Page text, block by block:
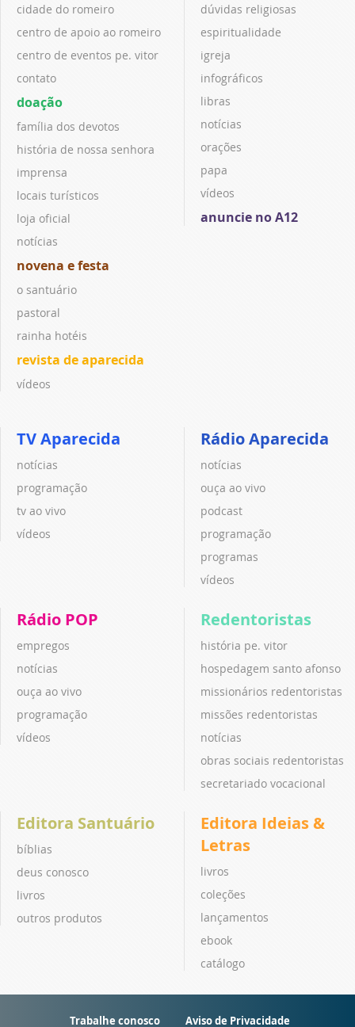
cidade do romeiro
centro de apoio ao romeiro
centro de eventos pe. vitor
contato
doação
família dos devotos
história de nossa senhora
imprensa
locais turísticos
loja oficial
notícias
novena e festa
o santuário
pastoral
rainha hotéis
revista de aparecida
vídeos
dúvidas religiosas
espiritualidade
igreja
infográficos
libras
notícias
orações
papa
vídeos
anuncie no A12
TV Aparecida
notícias
programação
tv ao vivo
vídeos
Rádio Aparecida
notícias
ouça ao vivo
podcast
programação
programas
vídeos
Rádio POP
empregos
notícias
ouça ao vivo
programação
vídeos
Redentoristas
história pe. vitor
hospedagem santo afonso
missionários redentoristas
missões redentoristas
notícias
obras sociais redentoristas
secretariado vocacional
Editora Santuário
bíblias
deus conosco
livros
outros produtos
Editora Ideias &
Letras
livros
coleções
lançamentos
ebook
catálogo
Trabalhe conosco Aviso de Privacidade